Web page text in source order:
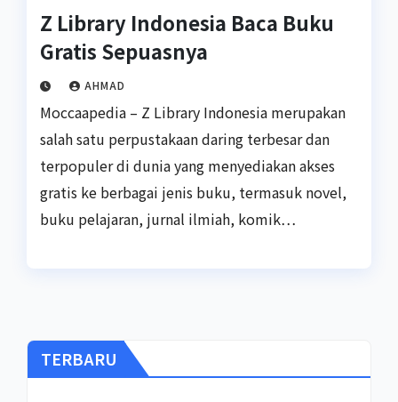
Z Library Indonesia Baca Buku
Gratis Sepuasnya
AHMAD
Moccaapedia – Z Library Indonesia merupakan
salah satu perpustakaan daring terbesar dan
terpopuler di dunia yang menyediakan akses
gratis ke berbagai jenis buku, termasuk novel,
buku pelajaran, jurnal ilmiah, komik…
TERBARU